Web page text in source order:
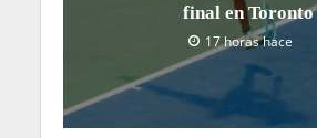
final en Toronto
17 horas hace